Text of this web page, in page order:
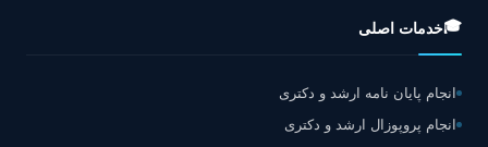
🎓خدمات اصلی
انجام پایان نامه ارشد و دکتری
انجام پروپوزال ارشد و دکتری